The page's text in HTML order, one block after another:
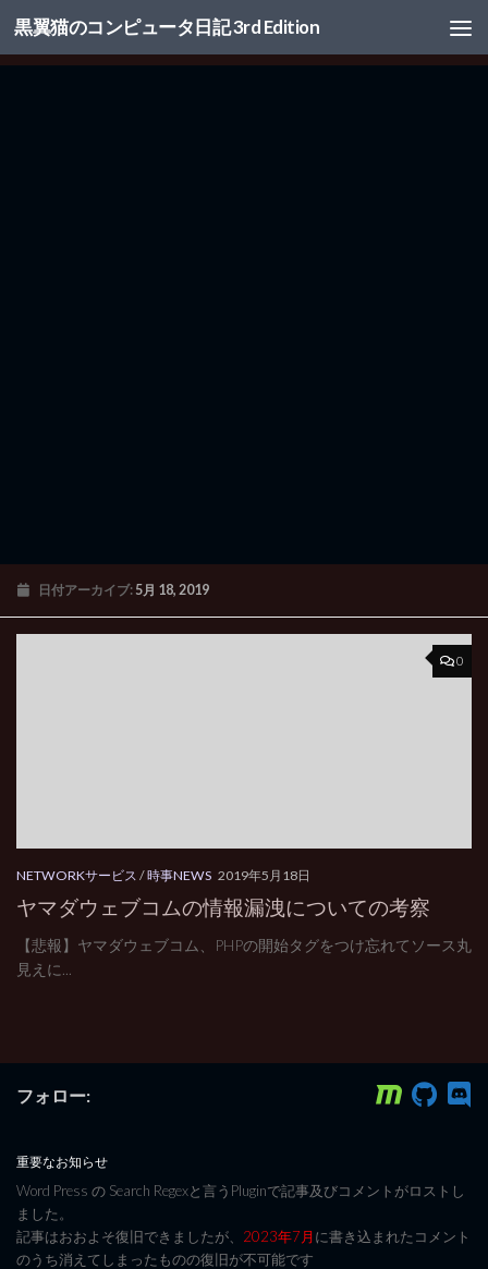
コンテンツへスキップ
黒翼猫のコンピュータ日記 3rd Edition
日付アーカイブ: 5月 18, 2019
0
NETWORKサービス /時事NEWS 2019年5月18日
ヤマダウェブコムの情報漏洩についての考察
【悲報】ヤマダウェブコム、PHPの開始タグをつけ忘れてソース丸
見えに...
フォロー:
重要なお知らせ
Word Press の Search Regexと言うPluginで記事及びコメントがロストし
ました。
記事はおおよそ復旧できましたが、 2023年7月に書き込まれたコメント
のうち消えてしまったものの復旧が不可能です